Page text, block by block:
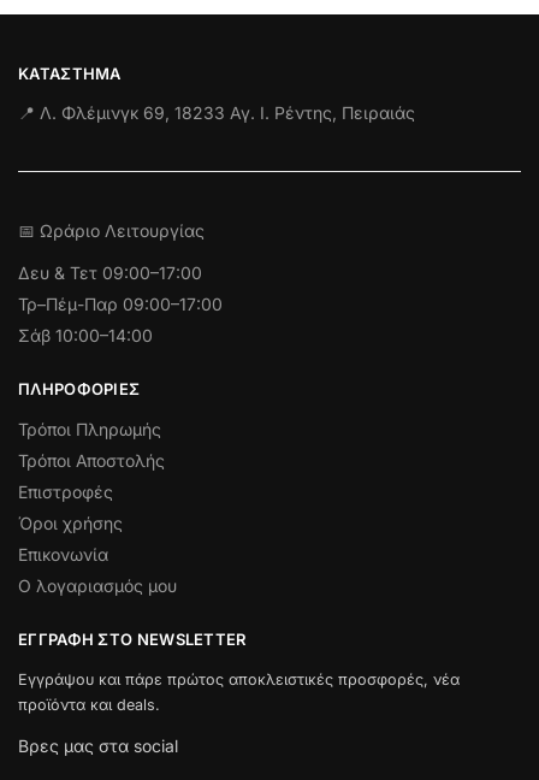
ΚΑΤΆΣΤΗΜΑ
📍 Λ. Φλέμινγκ 69, 18233 Αγ. Ι. Ρέντης, Πειραιάς
📅 Ωράριο Λειτουργίας
Δευ & Τετ 09:00–17:00
Τρ–Πέμ-Παρ 09:00–17:00
Σάβ 10:00–14:00
ΠΛΗΡΟΦΟΡΊΕΣ
Τρόποι Πληρωμής
Τρόποι Αποστολής
Επιστροφές
Όροι χρήσης
Επικονωνία
Ο λογαριασμός μου
ΕΓΓΡΑΦΉ ΣΤΟ NEWSLETTER
Εγγράψου και πάρε πρώτος αποκλειστικές προσφορές, νέα
προϊόντα και deals.
Βρες μας στα social